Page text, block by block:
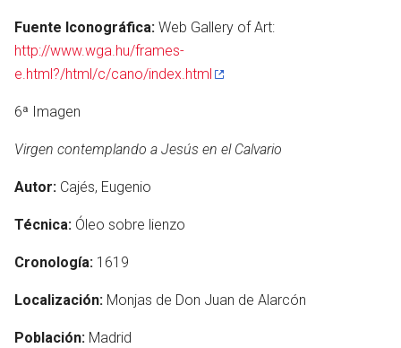
Fuente Iconográfica: Web Gallery of Art:
http://www.wga.hu/frames-
e.html?/html/c/cano/index.html
6ª Imagen
Virgen contemplando a Jesús en el Calvario
Autor: Cajés, Eugenio
Técnica: Óleo sobre lienzo
Cronología: 1619
Localización: Monjas de Don Juan de Alarcón
Población: Madrid